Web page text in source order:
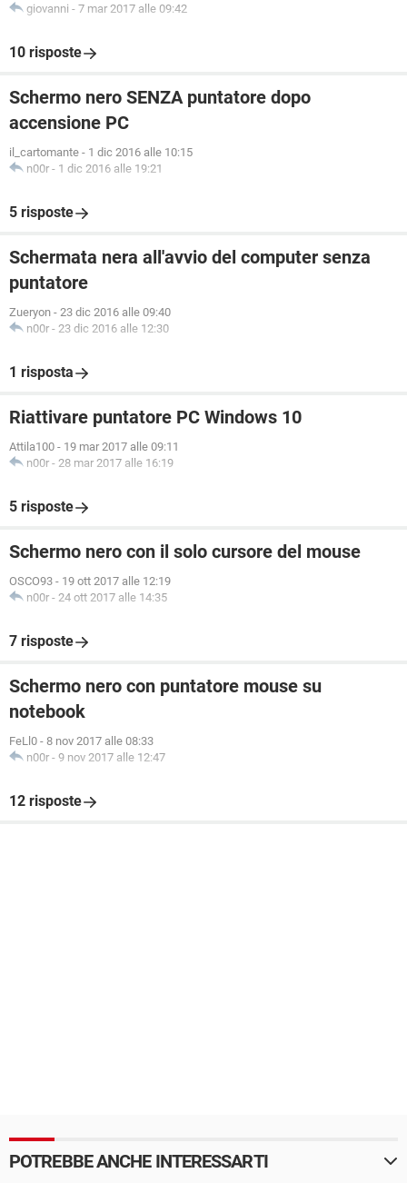
giovanni - 7 mar 2017 alle 09:42
10 risposte
Schermo nero SENZA puntatore dopo
accensione PC
il_cartomante - 1 dic 2016 alle 10:15
n00r - 1 dic 2016 alle 19:21
5 risposte
Schermata nera all'avvio del computer senza
puntatore
Zueryon - 23 dic 2016 alle 09:40
n00r - 23 dic 2016 alle 12:30
1 risposta
Riattivare puntatore PC Windows 10
Attila100 - 19 mar 2017 alle 09:11
n00r - 28 mar 2017 alle 16:19
5 risposte
Schermo nero con il solo cursore del mouse
OSCO93 - 19 ott 2017 alle 12:19
n00r - 24 ott 2017 alle 14:35
7 risposte
Schermo nero con puntatore mouse su
notebook
FeLl0 - 8 nov 2017 alle 08:33
n00r - 9 nov 2017 alle 12:47
12 risposte
POTREBBE ANCHE INTERESSARTI